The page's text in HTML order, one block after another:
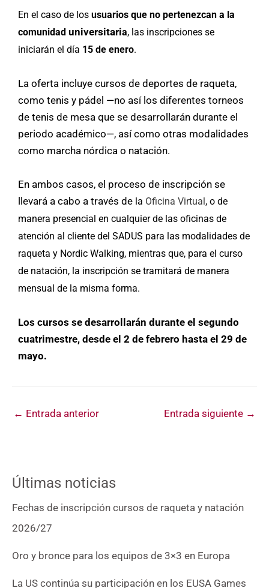
En el caso de los usuarios que no pertenezcan a la
comunidad universitaria, las inscripciones se
iniciarán el día 15 de enero.
La oferta incluye cursos de deportes de raqueta,
como tenis y pádel —no así los diferentes torneos
de tenis de mesa que se desarrollarán durante el
periodo académico—, así como otras modalidades
como marcha nórdica o natación.
En ambos casos, el proceso de inscripción se
llevará a cabo a través de la Oficina Virtual , o de
manera presencial en cualquier de las oficinas de
atención al cliente del SADUS para las modalidades de
raqueta y Nordic Walking, mientras que, para el curso
de natación, la inscripción se tramitará de manera
mensual de la misma forma.
Los cursos se desarrollarán durante el segundo
cuatrimestre, desde el 2 de febrero hasta el 29 de
mayo.
← Entrada anterior Entrada siguiente →
Últimas noticias
Fechas de inscripción cursos de raqueta y natación
2026/27
Oro y bronce para los equipos de 3×3 en Europa
La US continúa su participación en los EUSA Games